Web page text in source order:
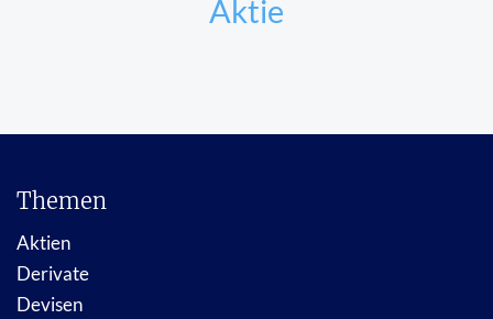
Aktie
Themen
Aktien
Derivate
Devisen